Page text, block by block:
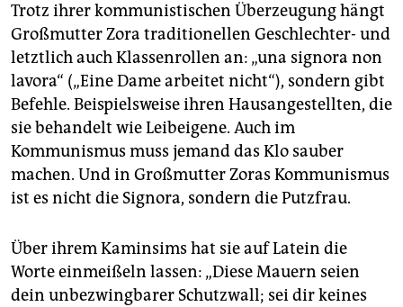
Trotz ihrer kommunistischen Überzeugung hängt
Großmutter Zora traditionellen Geschlechter- und
letztlich auch Klassenrollen an: „una signora non
lavora“ („Eine Dame arbeitet nicht“), sondern gibt
Befehle. Beispielsweise ihren Hausangestellten, die
sie behandelt wie Leibeigene. Auch im
Kommunismus muss jemand das Klo sauber
machen. Und in Großmutter Zoras Kommunismus
ist es nicht die Signora, sondern die Putzfrau.
Über ihrem Kaminsims hat sie auf Latein die
Worte einmeißeln lassen: „Diese Mauern seien
dein unbezwingbarer Schutzwall; sei dir keines